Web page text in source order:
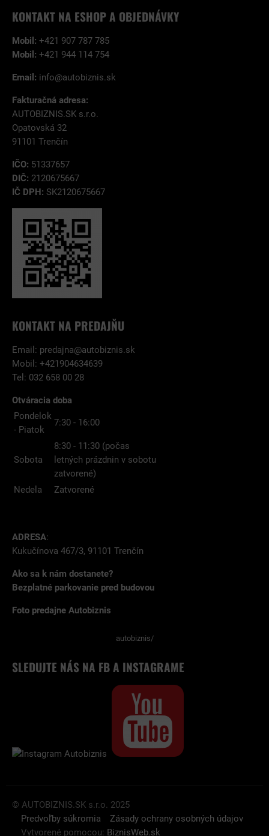
KONTAKT NA ESHOP A OBJEDNÁVKY
Mobil: +421 907 787 785
Mobil: +421 944 114 754
Email: info@autobiznis.sk
Fakturačná adresa:
AUTOBIZNIS.SK s.r.o.
Opatovská 32
91101 Trenčín
IČO: 51337657
DIČ: 2120675667
IČ DPH: SK2120675667
KONTAKT NA PREDAJŇU
Email: predajna@autobiznis.sk
Mobil: +421904634639
Tel: 032 658 00 28
Otváracia doba
Pondelok
- Piatok
7:30 - 16:00
Sobota
8:30 - 11:30 (počas
letných prázdnin v sobotu
zatvorené)
Nedela
Zatvorené
ADRESA:
Kukučínova 467/3, 91101 Trenčín
Ako sa k nám dostanete?
Bezplatné parkovanie pred budovou
Foto predajne Autobiznis
autobiznis/
SLEDUJTE NÁS NA FB A INSTAGRAME
© AUTOBIZNIS.SK s.r.o. 2025
Predvoľby súkromia
Zásady ochrany osobných údajov
Vytvorené pomocou: BiznisWeb.sk